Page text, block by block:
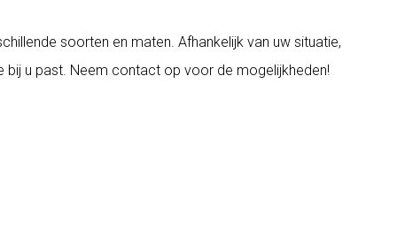
soorten en maten. Afhankelijk van uw situatie,
u past. Neem contact op voor de mogelijkheden!